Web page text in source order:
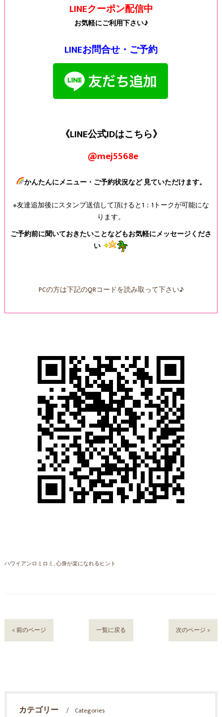
LINEクーポン配信中
お気軽にご利用下さい♪
LINEお問合せ・ご予約
《LINE公式IDはこちら》
@mej5568e
かんたんにメニュー・ご予約状況など 見ていただけます。
※友達追加後にスタンプ送信して頂けると1：1トークが可能にな
ります。
ご予約前に聞いておきたいことなどもお気軽にメッセージくださ
い
PCの方は下記のQRコードを読み取って下さい♪
ハワイアンロミロミ 心身が楽になれるヒント
< 前のページ 一覧に戻る 次のページ >
カテゴリー Categories